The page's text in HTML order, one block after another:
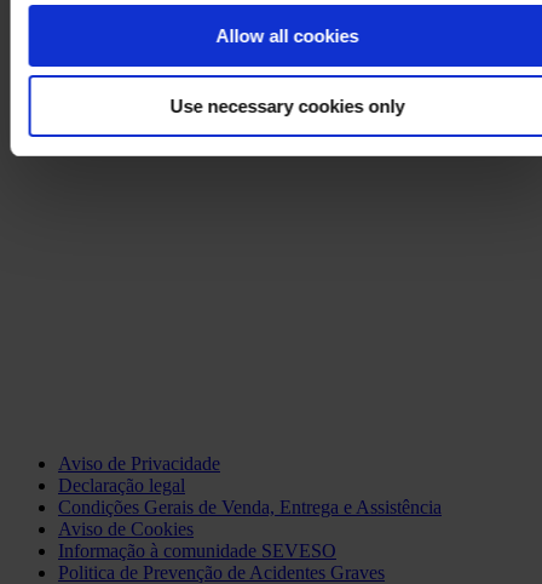
Allow all cookies
Use necessary cookies only
Aviso de Privacidade
Declaração legal
Condições Gerais de Venda, Entrega e Assistência
Aviso de Cookies
Informação à comunidade SEVESO
Politica de Prevenção de Acidentes Graves